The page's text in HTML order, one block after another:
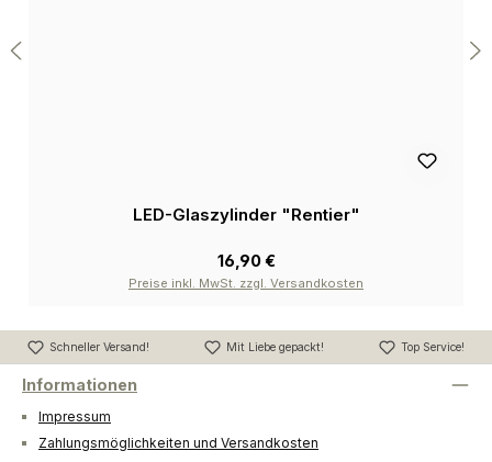
LED-Glaszylinder "Rentier"
16,90 €
Preise inkl. MwSt. zzgl. Versandkosten
Schneller Versand! Mit Liebe gepackt! Top Service!
Informationen
Impressum
Zahlungsmöglichkeiten und Versandkosten